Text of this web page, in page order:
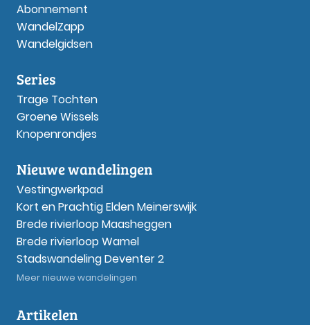
Abonnement
WandelZapp
Wandelgidsen
Series
Trage Tochten
Groene Wissels
Knopenrondjes
Nieuwe wandelingen
Vestingwerkpad
Kort en Prachtig Elden Meinerswijk
Brede rivierloop Maasheggen
Brede rivierloop Wamel
Stadswandeling Deventer 2
Meer nieuwe wandelingen
Artikelen